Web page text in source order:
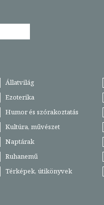
Állatvilág
Ezoterika
Humor és szórakoztatás
Kultúra, művészet
Naptárak
Ruhanemű
Térképek, útikönyvek